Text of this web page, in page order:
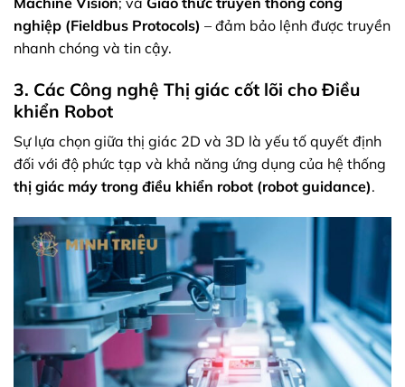
nghiệp (Fieldbus Protocols) – đảm bảo lệnh được truyền
nhanh chóng và tin cậy.
3. Các Công nghệ Thị giác cốt lõi cho Điều
khiển Robot
Sự lựa chọn giữa thị giác 2D và 3D là yếu tố quyết định
đối với độ phức tạp và khả năng ứng dụng của hệ thống
thị giác máy trong điều khiển robot (robot guidance).